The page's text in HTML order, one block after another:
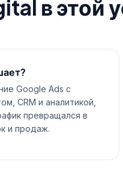
в этой
Google Ads с
CRM и аналитикой,
превращался в
и продаж.